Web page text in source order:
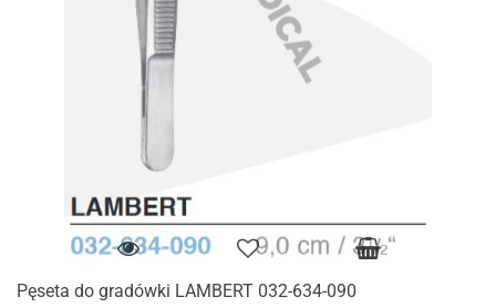
Pęseta do gradówki LAMBERT 032-634-090